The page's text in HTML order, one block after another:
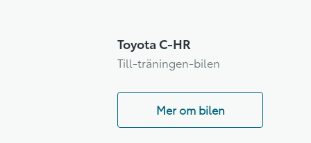
Toyota C-HR
Till-träningen-bilen
Mer om bilen